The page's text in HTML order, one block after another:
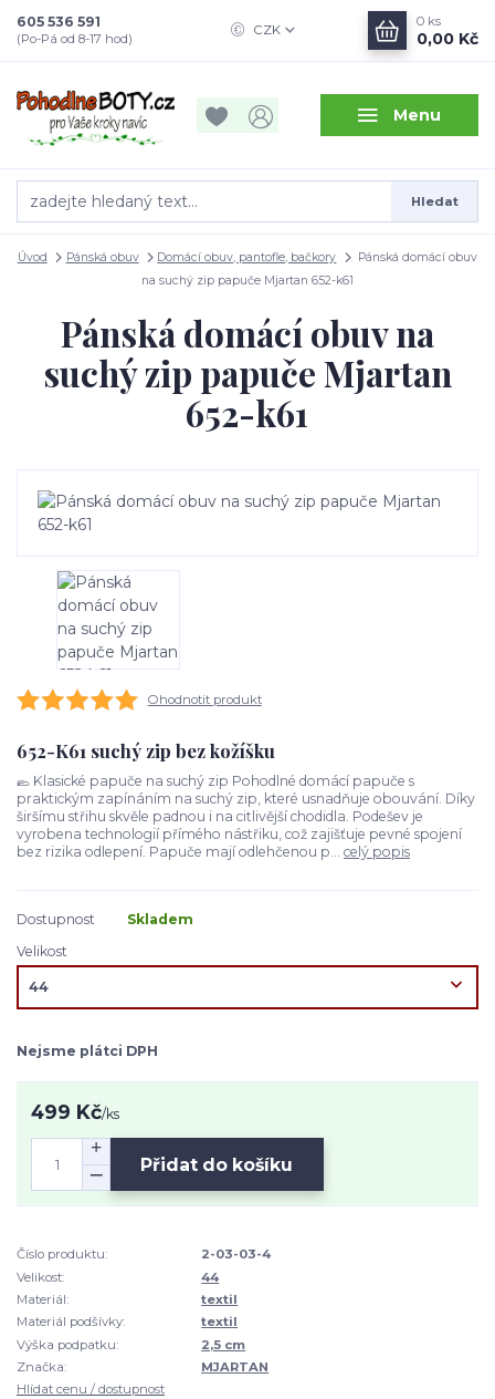
Menu
CZK
Hledat
605 536 591
(Po-Pá od 8-17 hod)
0 ks
0,00 Kč
Úvod Pánská obuv Domácí obuv, pantofle, bačkory
Pánská domácí obuv
na suchý zip papuče Mjartan 652-k61
Pánská domácí obuv na
suchý zip papuče Mjartan
652-k61
Ohodnotit produkt
652-K61 suchý zip bez kožíšku
🥿 Klasické papuče na suchý zip Pohodlné domácí papuče s
praktickým zapínáním na suchý zip, které usnadňuje obouvání. Díky
širšímu střihu skvěle padnou i na citlivější chodidla. Podešev je
vyrobena technologií přímého nástřiku, což zajišťuje pevné spojení
bez rizika odlepení. Papuče mají odlehčenou p... celý popis
Dostupnost
Skladem
Velikost
Nejsme plátci DPH
499 Kč/ks
Přidat do košíku
Číslo produktu:
2-03-03-4
Velikost:
44
Materiál:
textil
Materiál podšívky:
textil
Výška podpatku:
2,5 cm
Značka:
MJARTAN
Hlídat cenu / dostupnost